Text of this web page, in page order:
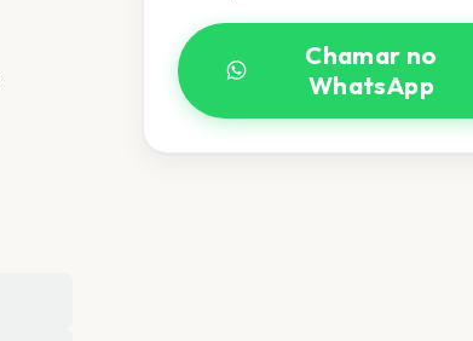
Chamar no
WhatsApp